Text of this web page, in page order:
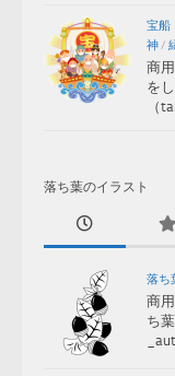
宝船
神/
商
を
（
落ち葉のイラスト
落ち
商
ち